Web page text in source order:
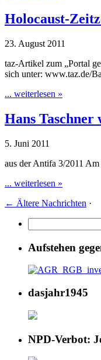
Holocaust-
23. August 2011
taz-Artikel zum „Portal
sich unter: www.taz.de/
... weiterlesen »
Hans Taschner
5. Juni 2011
aus der Antifa 3/2011
... weiterlesen »
← Ältere Nachrichten ·
Aufstehen
dasjahr1945
NPD-Verbot: